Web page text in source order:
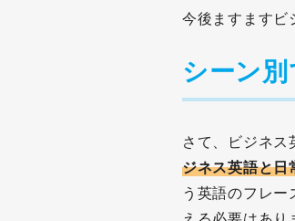
今後ますますビ
シーン
さて、ビジネ
ジネス英語と日
う英語のフレ